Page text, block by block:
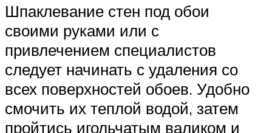
Шпаклевание стен под обои
своими руками или с
привлечением специалистов
следует начинать с удаления со
всех поверхностей обоев. Удобно
смочить их теплой водой, затем
пройтись игольчатым валиком и